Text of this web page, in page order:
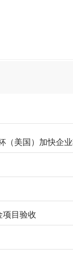
拉圭
（美国）加快企
项目验收